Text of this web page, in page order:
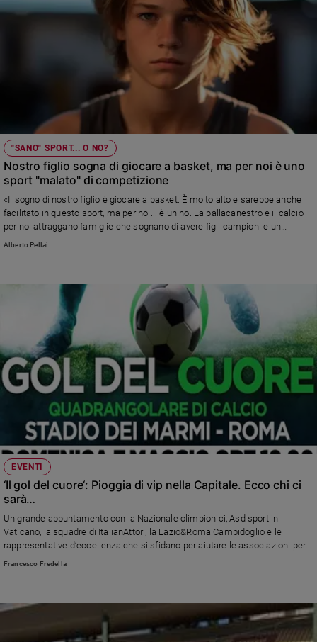
"SANO" SPORT... O NO?
Nostro figlio sogna di giocare a basket, ma per noi è uno
sport "malato" di competizione
«Il sogno di nostro figlio è giocare a basket. È molto alto e sarebbe anche
facilitato in questo sport, ma per noi... è un no. La pallacanestro e il calcio
per noi attraggano famiglie che sognano di avere figli campioni e un
eccesso di agonismo» Risponde Alberto Pellai
Alberto Pellai
EVENTI
‘Il gol del cuore‘: Pioggia di vip nella Capitale. Ecco chi ci
sarà…
Un grande appuntamento con la Nazionale olimpionici, Asd sport in
Vaticano, la squadre di ItalianAttori, la Lazio&Roma Campidoglio e le
rappresentative d’eccellenza che si sfidano per aiutare le associazioni per
la tutela della salute dei minori.
Francesco Fredella